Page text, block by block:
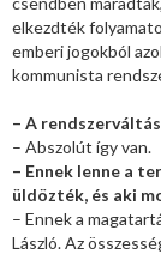
elkezdték
emberi jogokból
kommunista
– A
– Abszolút így van.
– Ennek lenne a
üldözték, és aki
– Ennek a
László. Az